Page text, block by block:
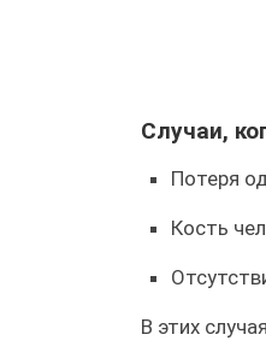
Случаи,
Потеря
Кость
В этих